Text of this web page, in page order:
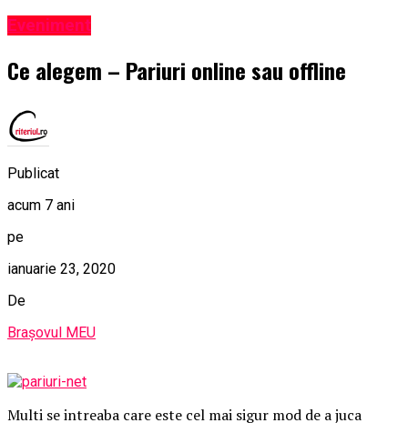
Eveniment
Ce alegem – Pariuri online sau offline
Publicat
acum 7 ani
pe
ianuarie 23, 2020
De
Brașovul MEU
Multi se intreaba care este cel mai sigur mod de a juca